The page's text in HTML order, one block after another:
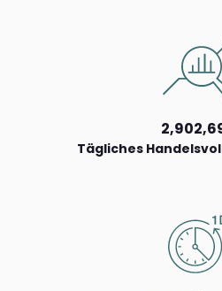
Tägliches